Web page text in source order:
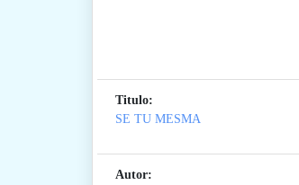
Titulo:
SE TU MESMA
Autor: